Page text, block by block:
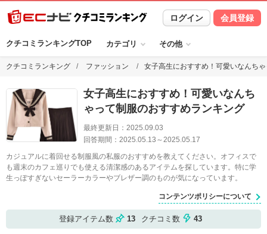
ログイン 会員登録
クチコミランキングTOP カテゴリ その他
クチコミランキング ファッション 女子高生におすすめ！可愛いなんち
女子高生におすすめ！可愛いなんち
ゃって制服のおすすめランキング
最終更新日： 2025.09.03
回答期間： 2025.05.13 ～2025.05.17
カジュアルに着回せる制服風の私服のおすすめを教えてください。オフィスで
も週末のカフェ巡りでも使える清潔感のあるアイテムを探しています。特に学
生っぽすぎないセーラーカラーやブレザー調のものが気になっています。
コンテンツポリシーについて
登録アイテム数 13 クチコミ数 43